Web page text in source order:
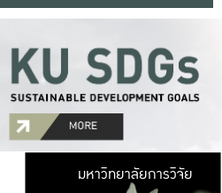
มหาวิ
มหาวิทยาลัยการวิจัย